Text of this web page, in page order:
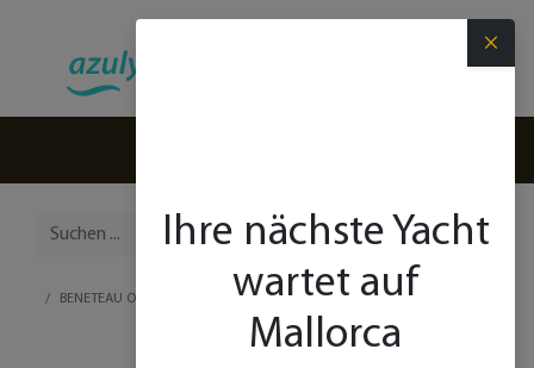
BENETEAU OCEANIS 34.1
×
Ihre nächste Yacht
wartet auf
Mallorca